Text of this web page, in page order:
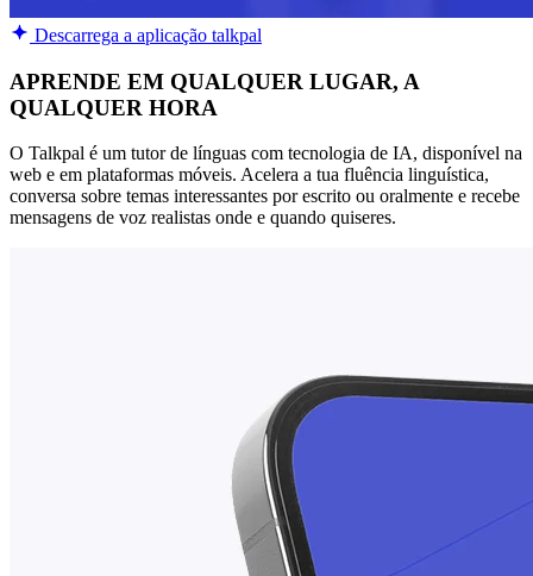
Descarrega a aplicação talkpal
APRENDE EM QUALQUER LUGAR, A
QUALQUER HORA
O Talkpal é um tutor de línguas com tecnologia de IA, disponível na
web e em plataformas móveis. Acelera a tua fluência linguística,
conversa sobre temas interessantes por escrito ou oralmente e recebe
mensagens de voz realistas onde e quando quiseres.